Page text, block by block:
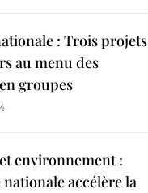
: Trois projets
au menu des
groupes
environnement :
nationale accélère la